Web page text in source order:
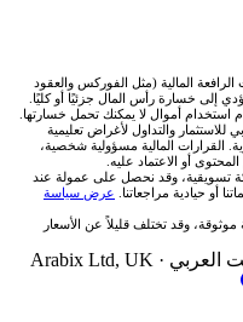
المالية (مثل الفوركس والعقود
إلى خسارة رأس المال جزئيًا أو كليًا.
استخدام أموال لا يمكنك تحمل خسارتها.
والتداول لأغراض تعليمية
القرارات المالية مسؤولية شخصية،
أو الاعتماد عليه.
تسويقية، وقد نحصل على عمولة عند
أو حيادية مراجعاتنا. عرض سياسة
وقد تختلف قليلاً عن الأسعار
Arabix Ltd, UK